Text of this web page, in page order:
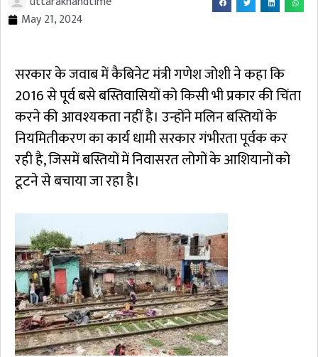
May 21, 2024
सरकार के जवाब में कैबिनेट मंत्री गणेश जोशी ने कहा कि
2016 से पूर्व बसे बस्तिवासियों को किसी भी प्रकार की चिंता
करने की आवश्यकता नहीं है। उन्होंने मलिन बस्तियों के
नियमितीकरण का कार्य धामी सरकार गंभीरता पूर्वक कर
रही है, जिसमें बस्तियों में निवासरत लोगों के आशियानों को
टूटने से बचाया जा रहा है।